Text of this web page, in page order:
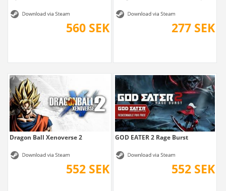
560 SEK 277 SEK
Dragon Ball Xenoverse 2
552 SEK
GOD EATER 2 Rage Burst
552 SEK